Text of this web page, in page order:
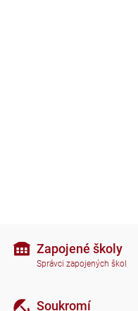
Zapojené školy
Správci zapojených škol
Soukromí